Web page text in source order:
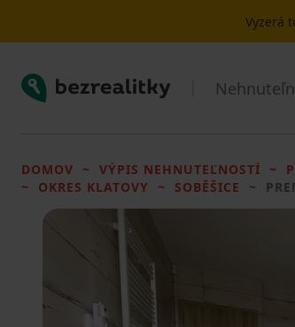
Vyzerá
Bezrealitky
DOMOV VÝPIS NEHNUTEĽNOSTÍ
OKRES KLATOVY
SOBĚŠICE